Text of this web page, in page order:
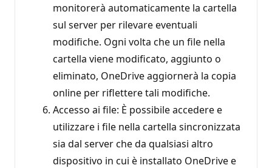
monitorerà automaticamente la cartella
sul server per rilevare eventuali
modifiche. Ogni volta che un file nella
cartella viene modificato, aggiunto o
eliminato, OneDrive aggiornerà la copia
online per riflettere tali modifiche.
Accesso ai file: È possibile accedere e
utilizzare i file nella cartella sincronizzata
sia dal server che da qualsiasi altro
dispositivo in cui è installato OneDrive e